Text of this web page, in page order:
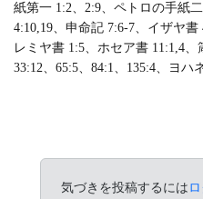
紙第一 1:2、2:9、ペトロの手紙
4:10,19、申命記 7:6-7、イザヤ書
レミヤ書 1:5、ホセア書 11:1,4、
33:12、65:5、84:1、135:4、ヨハ
気づきを投稿するには